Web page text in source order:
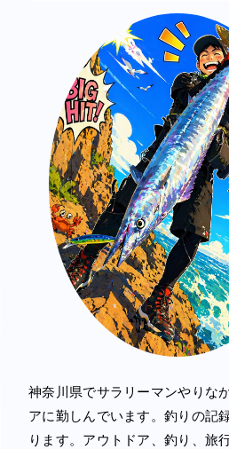
神奈川県でサラリーマンやりな
アに勤しんでいます。釣りの記
ります。アウトドア、釣り、旅